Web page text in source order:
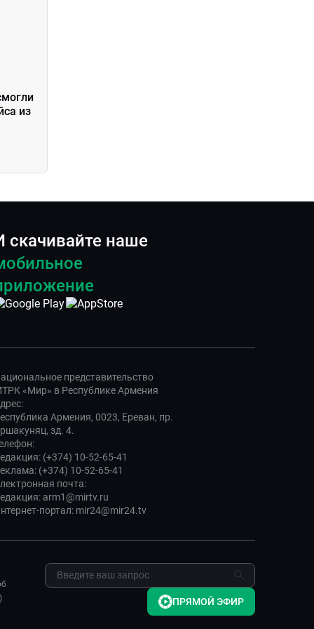
из
скачивайте наше
представительство
«Мир» в Республике Армения
Армения, 0023, Ереван, пр.
зд. 4.
(+374) 10-52-65-41
(+374) 10-52-65-41
почта:
arm1@mirtv.ru
портал: mir24@mir24.tv
ПРЯМОЙ ЭФИР